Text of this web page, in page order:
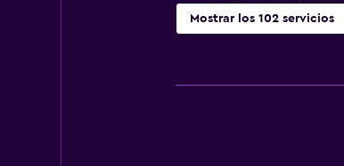
Mostrar los 102 servicios
Hipoalergénico